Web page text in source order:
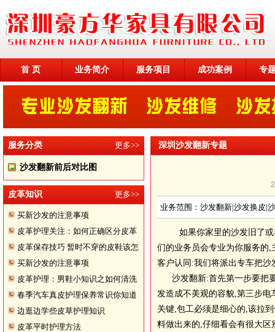
首 页 业务简介 服务项目 成功案例 专
服务分类 更多>>
沙发翻新前后对比图
皮革知识 更多>>
买新沙发的注意事项
皮革护理关注：如何正确区分皮革
皮革保存技巧 暂时不穿的皮鞋该怎
样储存
买新沙发的注意事项
皮革护理：男鞋小知识之如何清洗
翻皮皮鞋
春季汽车真皮护理保养常识你知道
多少
边逛边学些皮草护理知识
皮革平时护理方法
深圳沙发翻新专题
业务范围：沙发翻新|沙发换皮|
如果你家里的沙发旧了或
们的业务员会专业为你服务的
客户认同:我们将派出专车把沙
沙发翻新:首先第一步要把要
发造成不美观的容貌,第三步
关键,包工必须是细心的,该拉
料做出来的,仔细看会有很大